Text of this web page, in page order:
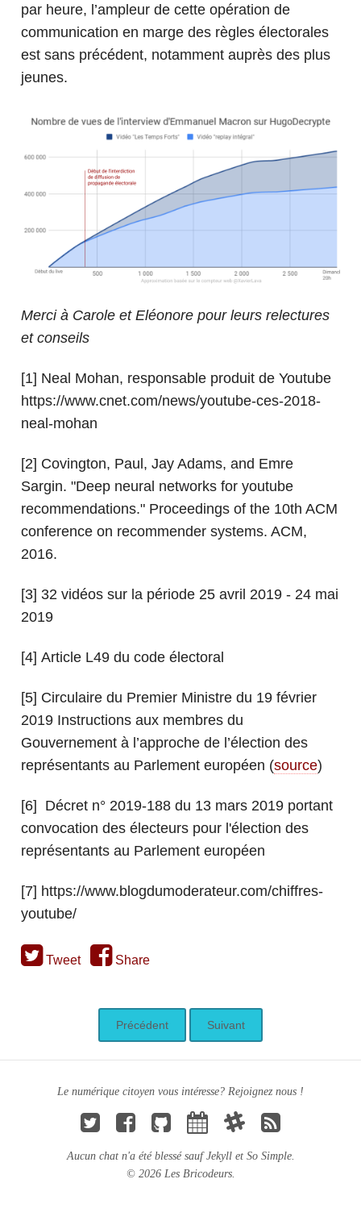
par heure, l’ampleur de cette opération de
communication en marge des règles électorales
est sans précédent, notamment auprès des plus
jeunes.
Merci à Carole et Eléonore pour leurs relectures
et conseils
[1] Neal Mohan, responsable produit de Youtube
https://www.cnet.com/news/youtube-ces-2018-
neal-mohan
[2] Covington, Paul, Jay Adams, and Emre
Sargin. "Deep neural networks for youtube
recommendations." Proceedings of the 10th ACM
conference on recommender systems. ACM,
2016.
[3] 32 vidéos sur la période 25 avril 2019 - 24 mai
2019
[4] Article L49 du code électoral
[5] Circulaire du Premier Ministre du 19 février
2019 Instructions aux membres du
Gouvernement à l’approche de l’élection des
représentants au Parlement européen (source)
[6] Décret n° 2019-188 du 13 mars 2019 portant
convocation des électeurs pour l'élection des
représentants au Parlement européen
[7] https://www.blogdumoderateur.com/chiffres-
youtube/
Tweet Share
Précédent Suivant
Le numérique citoyen vous intéresse? Rejoignez nous !
Aucun chat n'a été blessé saufJekyllet So Simple.
© 2026 Les Bricodeurs.